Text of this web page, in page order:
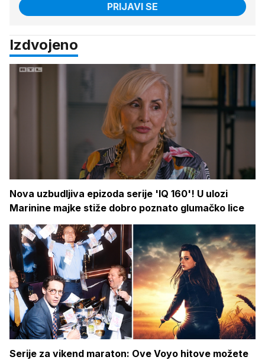
PRIJAVI SE
Izdvojeno
Nova uzbudljiva epizoda serije 'IQ 160'! U ulozi
Marinine majke stiže dobro poznato glumačko lice
Serije za vikend maraton: Ove Voyo hitove možete